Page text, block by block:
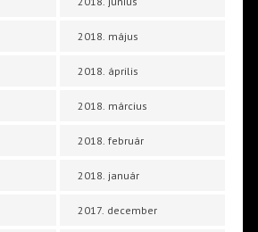
2018. május
2018. április
2018. március
2018. február
2018. január
2017. december